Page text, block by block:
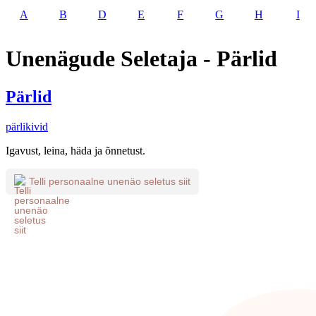
A B D E F G H I
Unenägude Seletaja - Pärlid
Pärlid
pärlikivid
Igavust, leina, häda ja õnnetust.
Telli personaalne unenäo seletus siit